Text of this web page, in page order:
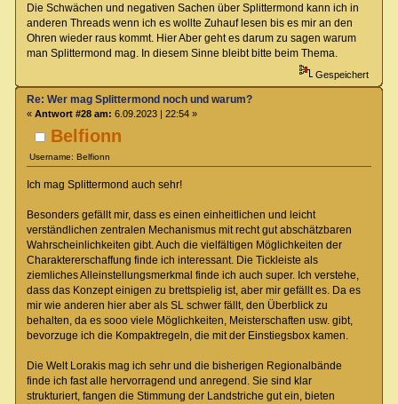
Die Schwächen und negativen Sachen über Splittermond kann ich in
anderen Threads wenn ich es wollte Zuhauf lesen bis es mir an den
Ohren wieder raus kommt. Hier Aber geht es darum zu sagen warum
man Splittermond mag. In diesem Sinne bleibt bitte beim Thema.
Gespeichert
Belfionn
Username: Belfionn
Re: Wer mag Splittermond noch und warum?
« Antwort #28 am: 6.09.2023 | 22:54 »
Ich mag Splittermond auch sehr!
Besonders gefällt mir, dass es einen einheitlichen und leicht
verständlichen zentralen Mechanismus mit recht gut abschätzbaren
Wahrscheinlichkeiten gibt. Auch die vielfältigen Möglichkeiten der
Charaktererschaffung finde ich interessant. Die Tickleiste als
ziemliches Alleinstellungsmerkmal finde ich auch super. Ich verstehe,
dass das Konzept einigen zu brettspielig ist, aber mir gefällt es. Da es
mir wie anderen hier aber als SL schwer fällt, den Überblick zu
behalten, da es sooo viele Möglichkeiten, Meisterschaften usw. gibt,
bevorzuge ich die Kompaktregeln, die mit der Einstiegsbox kamen.
Die Welt Lorakis mag ich sehr und die bisherigen Regionalbände
finde ich fast alle hervorragend und anregend. Sie sind klar
strukturiert, fangen die Stimmung der Landstriche gut ein, bieten